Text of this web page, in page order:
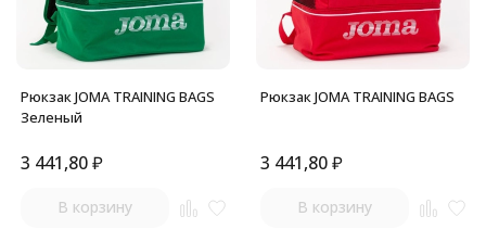
Рюкзак JOMA TRAINING BAGS
Зеленый
3 441,80₽
В корзину
Рюкзак JOMA TRAINING BAGS
3 441,80₽
В корзину